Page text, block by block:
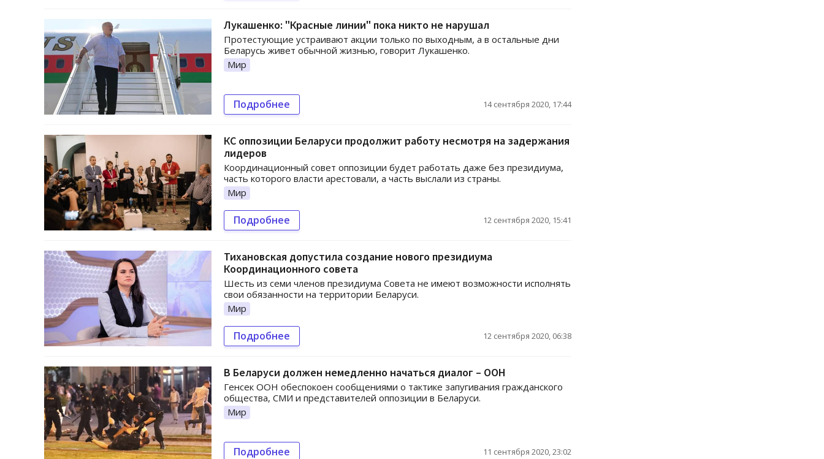
Лукашенко: "Красные линии" пока никто не нарушал
Протестующие устраивают акции только по выходным, а в остальные дни
Беларусь живет обычной жизнью, говорит Лукашенко.
Мир
Подробнее 14 сентября 2020, 17:44
КС оппозиции Беларуси продолжит работу несмотря на задержания
лидеров
Координационный совет оппозиции будет работать даже без президиума,
часть которого власти арестовали, а часть выслали из страны.
Мир
Подробнее 12 сентября 2020, 15:41
Тихановская допустила создание нового президиума
Координационного совета
Шесть из семи членов президиума Совета не имеют возможности исполнять
свои обязанности на территории Беларуси.
Мир
Подробнее 12 сентября 2020, 06:38
В Беларуси должен немедленно начаться диалог – ООН
Генсек ООН обеспокоен сообщениями о тактике запугивания гражданского
общества, СМИ и представителей оппозиции в Беларуси.
Мир
Подробнее 11 сентября 2020, 23:02